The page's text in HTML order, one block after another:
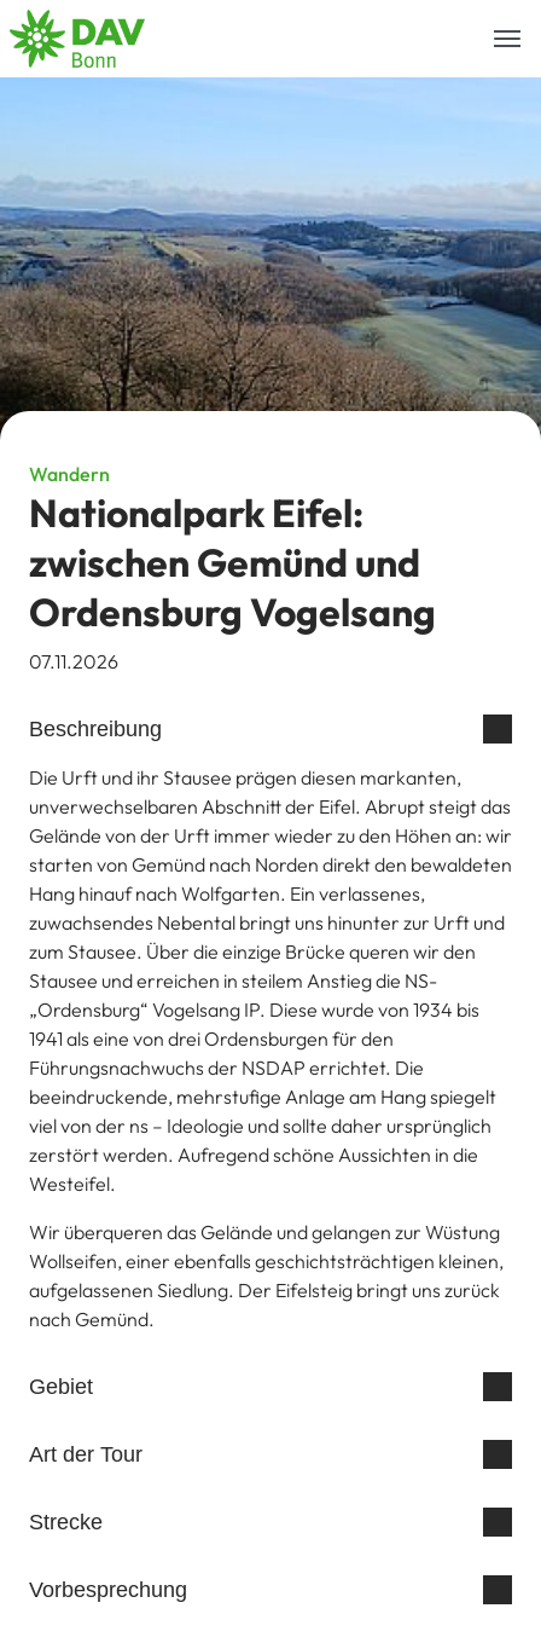
Wandern
Nationalpark Eifel:
zwischen Gemünd und
Ordensburg Vogelsang
07.11.2026
Beschreibung
Die Urft und ihr Stausee prägen diesen markanten,
unverwechselbaren Abschnitt der Eifel. Abrupt steigt das
Gelände von der Urft immer wieder zu den Höhen an: wir
starten von Gemünd nach Norden direkt den bewaldeten
Hang hinauf nach Wolfgarten. Ein verlassenes,
zuwachsendes Nebental bringt uns hinunter zur Urft und
zum Stausee. Über die einzige Brücke queren wir den
Stausee und erreichen in steilem Anstieg die NS-
„Ordensburg“ Vogelsang IP. Diese wurde von 1934 bis
1941 als eine von drei Ordensburgen für den
Führungsnachwuchs der NSDAP errichtet. Die
beeindruckende, mehrstufige Anlage am Hang spiegelt
viel von der ns – Ideologie und sollte daher ursprünglich
zerstört werden. Aufregend schöne Aussichten in die
Westeifel.
Wir überqueren das Gelände und gelangen zur Wüstung
Wollseifen, einer ebenfalls geschichtsträchtigen kleinen,
aufgelassenen Siedlung. Der Eifelsteig bringt uns zurück
nach Gemünd.
Gebiet
Art der Tour
Strecke
Vorbesprechung